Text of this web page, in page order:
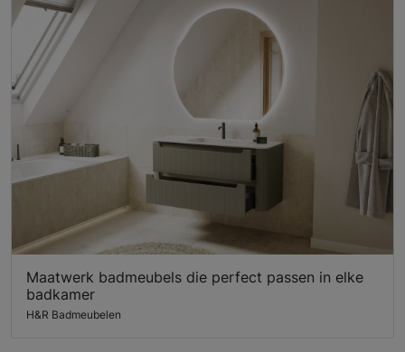
Maatwerk badmeubels die perfect passen in elke
badkamer
H&R Badmeubelen